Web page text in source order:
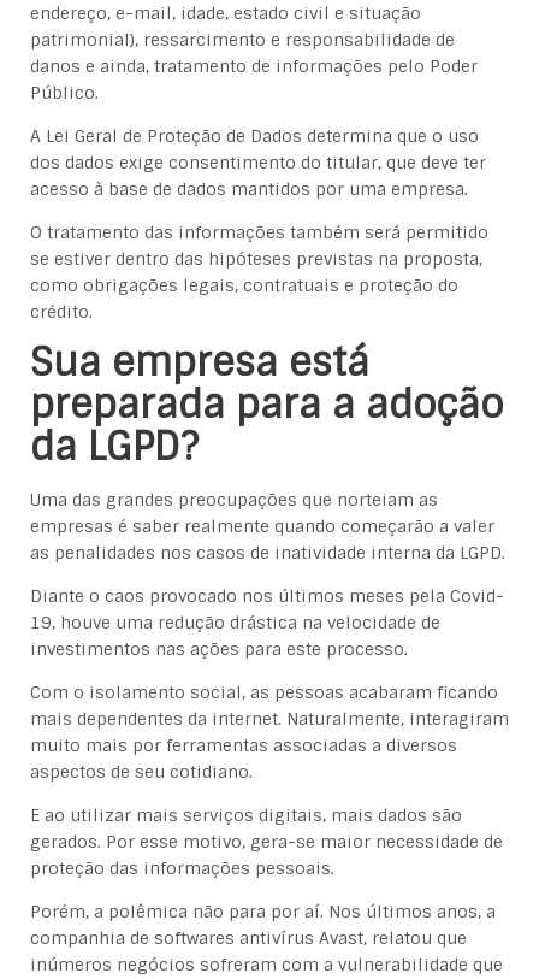
endereço, e-mail, idade, estado civil e situação
patrimonial), ressarcimento e responsabilidade de
danos e ainda, tratamento de informações pelo Poder
Público.
A Lei Geral de Proteção de Dados determina que o uso
dos dados exige consentimento do titular, que deve ter
acesso à base de dados mantidos por uma empresa.
O tratamento das informações também será permitido
se estiver dentro das hipóteses previstas na proposta,
como obrigações legais, contratuais e proteção do
crédito.
Sua empresa está
preparada para a adoção
da LGPD?
Uma das grandes preocupações que norteiam as
empresas é saber realmente quando começarão a valer
as penalidades nos casos de inatividade interna da LGPD.
Diante o caos provocado nos últimos meses pela Covid-
19, houve uma redução drástica na velocidade de
investimentos nas ações para este processo.
Com o isolamento social, as pessoas acabaram ficando
mais dependentes da internet. Naturalmente, interagiram
muito mais por ferramentas associadas a diversos
aspectos de seu cotidiano.
E ao utilizar mais serviços digitais, mais dados são
gerados. Por esse motivo, gera-se maior necessidade de
proteção das informações pessoais.
Porém, a polêmica não para por aí. Nos últimos anos, a
companhia de softwares antivírus Avast, relatou que
inúmeros negócios sofreram com a vulnerabilidade que